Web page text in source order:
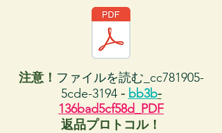
注意！ ファイルを読む_cc781905-
5cde-3194 - bb3b-
136bad5cf58d_PDF
返品プロトコル！